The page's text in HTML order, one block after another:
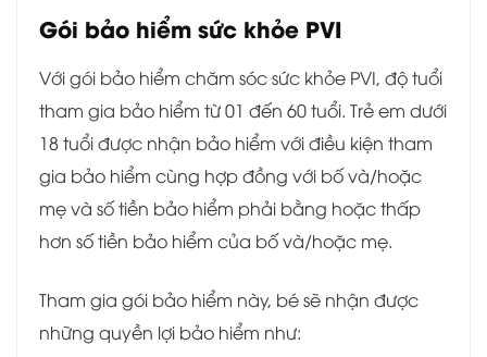
Gói bảo hiểm sức khỏe PVI
Với gói bảo hiểm chăm sóc sức khỏe PVI, độ tuổi
tham gia bảo hiểm từ 01 đến 60 tuổi. Trẻ em dưới
18 tuổi được nhận bảo hiểm với điều kiện tham
gia bảo hiểm cùng hợp đồng với bố và/hoặc
mẹ và số tiền bảo hiểm phải bằng hoặc thấp
hơn số tiền bảo hiểm của bố và/hoặc mẹ.
Tham gia gói bảo hiểm này, bé sẽ nhận được
những quyền lợi bảo hiểm như: